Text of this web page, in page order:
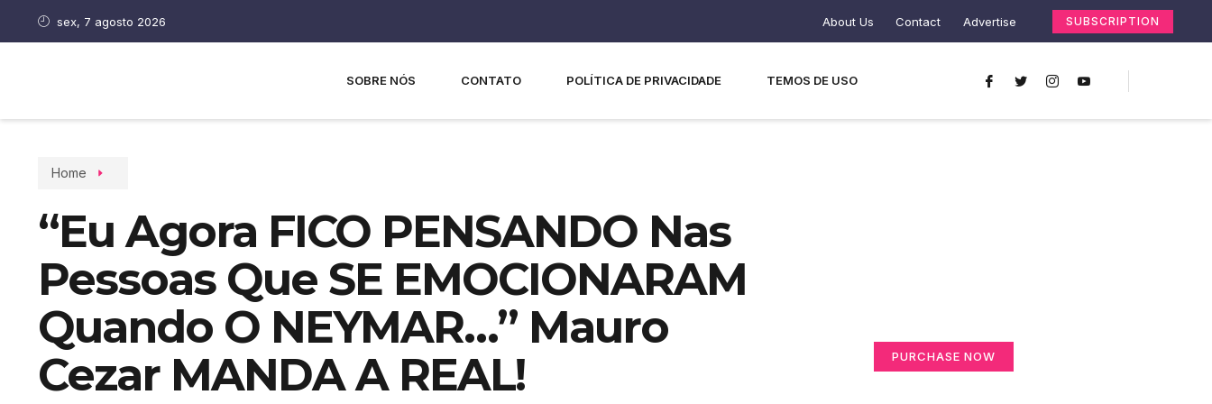
sex, 7 agosto 2026 About Us Contact Advertise SUBSCRIPTION
SOBRE NÓS CONTATO POLÍTICA DE PRIVACIDADE TEMOS DE USO
Home
“Eu Agora FICO PENSANDO Nas
Pessoas Que SE EMOCIONARAM
Quando O NEYMAR…” Mauro
Cezar MANDA A REAL!
PURCHASE NOW